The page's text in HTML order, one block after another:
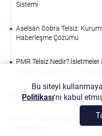
Sistemi
Aselsan Cobra Telsiz:
Haberleşme Çözümü
PMR Telsiz Nedir? İşletmeler
VHF Nedir? Geniş
CHIRP Telsiz Programlama
Bu siteyi
Politikası'nı kabul